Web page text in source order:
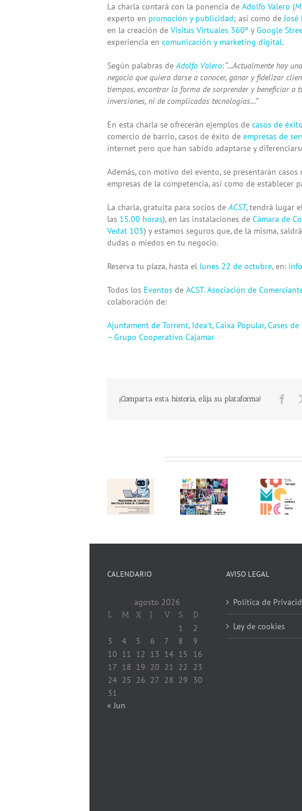
La charla contará con la ponencia de Adolfo Valero (
experto en promoción y publicidad; así como deJosé
en la creación de Visitas Virtuales 360º yGoogle
experiencia en comunicación y marketing digital.
Según palabras deAdolfo Valero: “...Actualmente hay
negocio que quiera darse a conocer, ganar y fidelizar
tiempos, encontrar la forma de sorprender y beneficiar a
inversiones, ni de complicadas tecnologías…”
En esta charla se ofrecerán ejemplos de casos de
comercio de barrio, casos de éxito de empresas de
internet pero que han sabido adaptarse y
Además, con motivo del evento, se presentarán
empresas de la competencia, así como de establecer
La charla, gratuita para socios deACST, tendrá lugar
las 15.00 horas), en las instalaciones de Cámara de
Vedat 105) y estamos seguros que, de la misma,
dudas o miedos en tu negocio.
Reserva tu plaza, hasta el lunes 22 de octubre, en:
Todos los Eventos de ACST. Asociación de
colaboración de:
Ajuntament de Torrent, Idea’t,Caixa Popular,Cases
– Grupo Cooperativo Cajamar
¡Comparta esta historia, elija su plataforma!
Verano y
edición
«Comerç
al Carrer
a visitar
«Comerç
al Carrer
(12.06.26)
de
CALENDARIO
agosto 2026
L M X J V S D
1
2
3
4 5 6 7 8
9
10 11 12 13 14 15
16
17 18 19 20 21 22
23
24 25 26 27 28 29
30
31
« Jun
AVISO LEGAL
Política de
Ley de cookies